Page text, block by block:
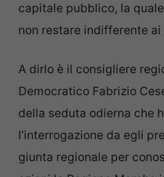
capitale pubblico, la
non restare indifferente ai
A dirlo è il consigliere
Democratico Fabrizio
della seduta odierna che
l’interrogazione da egli
giunta regionale per